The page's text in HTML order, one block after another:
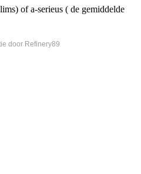
of a-serieus ( de gemiddelde
door Refinery89